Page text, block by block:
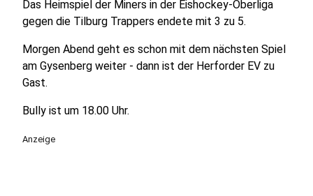
Das Heimspiel der Miners in der Eishockey-Oberliga
gegen die Tilburg Trappers endete mit 3 zu 5.
Morgen Abend geht es schon mit dem nächsten Spiel
am Gysenberg weiter - dann ist der Herforder EV zu
Gast.
Bully ist um 18.00 Uhr.
Anzeige